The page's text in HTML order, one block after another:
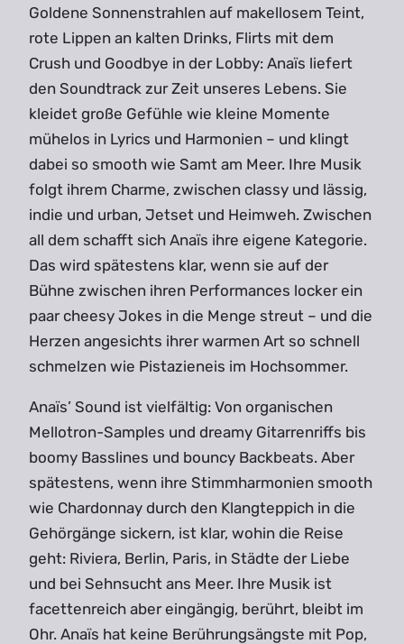
Goldene Sonnenstrahlen auf makellosem Teint,
rote Lippen an kalten Drinks, Flirts mit dem
Crush und Goodbye in der Lobby: Anaïs liefert
den Soundtrack zur Zeit unseres Lebens. Sie
kleidet große Gefühle wie kleine Momente
mühelos in Lyrics und Harmonien – und klingt
dabei so smooth wie Samt am Meer. Ihre Musik
folgt ihrem Charme, zwischen classy und lässig,
indie und urban, Jetset und Heimweh. Zwischen
all dem schafft sich Anaïs ihre eigene Kategorie.
Das wird spätestens klar, wenn sie auf der
Bühne zwischen ihren Performances locker ein
paar cheesy Jokes in die Menge streut – und die
Herzen angesichts ihrer warmen Art so schnell
schmelzen wie Pistazieneis im Hochsommer.
Anaïs’ Sound ist vielfältig: Von organischen
Mellotron-Samples und dreamy Gitarrenriffs bis
boomy Basslines und bouncy Backbeats. Aber
spätestens, wenn ihre Stimmharmonien smooth
wie Chardonnay durch den Klangteppich in die
Gehörgänge sickern, ist klar, wohin die Reise
geht: Riviera, Berlin, Paris, in Städte der Liebe
und bei Sehnsucht ans Meer. Ihre Musik ist
facettenreich aber eingängig, berührt, bleibt im
Ohr. Anaïs hat keine Berührungsängste mit Pop,